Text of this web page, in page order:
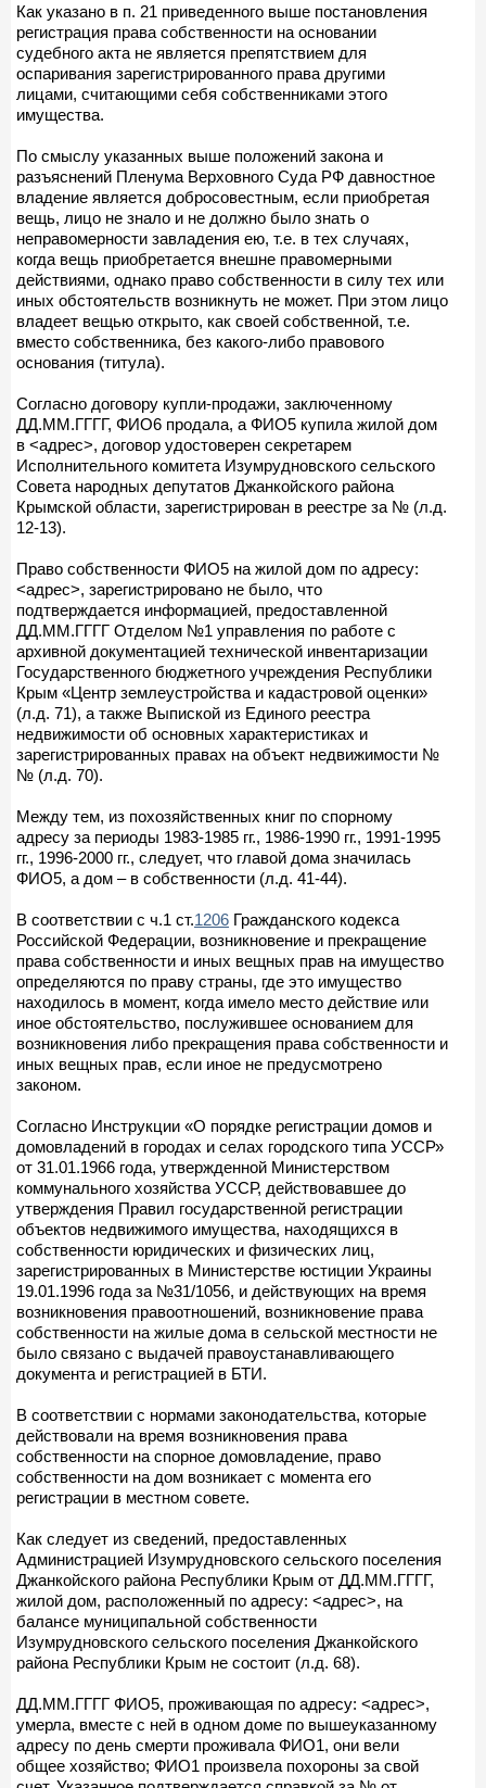
Как указано в п. 21 приведенного выше постановления
регистрация права собственности на основании
судебного акта не является препятствием для
оспаривания зарегистрированного права другими
лицами, считающими себя собственниками этого
имущества.
По смыслу указанных выше положений закона и
разъяснений Пленума Верховного Суда РФ давностное
владение является добросовестным, если приобретая
вещь, лицо не знало и не должно было знать о
неправомерности завладения ею, т.е. в тех случаях,
когда вещь приобретается внешне правомерными
действиями, однако право собственности в силу тех или
иных обстоятельств возникнуть не может. При этом лицо
владеет вещью открыто, как своей собственной, т.е.
вместо собственника, без какого-либо правового
основания (титула).
Согласно договору купли-продажи, заключенному
ДД.ММ.ГГГГ, ФИО6 продала, а ФИО5 купила жилой дом
в <адрес>, договор удостоверен секретарем
Исполнительного комитета Изумрудновского сельского
Совета народных депутатов Джанкойского района
Крымской области, зарегистрирован в реестре за № (л.д.
12-13).
Право собственности ФИО5 на жилой дом по адресу:
<адрес>, зарегистрировано не было, что
подтверждается информацией, предоставленной
ДД.ММ.ГГГГ Отделом №1 управления по работе с
архивной документацией технической инвентаризации
Государственного бюджетного учреждения Республики
Крым «Центр землеустройства и кадастровой оценки»
(л.д. 71), а также Выпиской из Единого реестра
недвижимости об основных характеристиках и
зарегистрированных правах на объект недвижимости №
№ (л.д. 70).
Между тем, из похозяйственных книг по спорному
адресу за периоды 1983-1985 гг., 1986-1990 гг., 1991-1995
гг., 1996-2000 гг., следует, что главой дома значилась
ФИО5, а дом – в собственности (л.д. 41-44).
В соответствии с ч.1 ст.1206 Гражданского кодекса
Российской Федерации, возникновение и прекращение
права собственности и иных вещных прав на имущество
определяются по праву страны, где это имущество
находилось в момент, когда имело место действие или
иное обстоятельство, послужившее основанием для
возникновения либо прекращения права собственности и
иных вещных прав, если иное не предусмотрено
законом.
Согласно Инструкции «О порядке регистрации домов и
домовладений в городах и селах городского типа УССР»
от 31.01.1966 года, утвержденной Министерством
коммунального хозяйства УССР, действовавшее до
утверждения Правил государственной регистрации
объектов недвижимого имущества, находящихся в
собственности юридических и физических лиц,
зарегистрированных в Министерстве юстиции Украины
19.01.1996 года за №31/1056, и действующих на время
возникновения правоотношений, возникновение права
собственности на жилые дома в сельской местности не
было связано с выдачей правоустанавливающего
документа и регистрацией в БТИ.
В соответствии с нормами законодательства, которые
действовали на время возникновения права
собственности на спорное домовладение, право
собственности на дом возникает с момента его
регистрации в местном совете.
Как следует из сведений, предоставленных
Администрацией Изумрудновского сельского поселения
Джанкойского района Республики Крым от ДД.ММ.ГГГГ,
жилой дом, расположенный по адресу: <адрес>, на
балансе муниципальной собственности
Изумрудновского сельского поселения Джанкойского
района Республики Крым не состоит (л.д. 68).
ДД.ММ.ГГГГ ФИО5, проживающая по адресу: <адрес>,
умерла, вместе с ней в одном доме по вышеуказанному
адресу по день смерти проживала ФИО1, они вели
общее хозяйство; ФИО1 произвела похороны за свой